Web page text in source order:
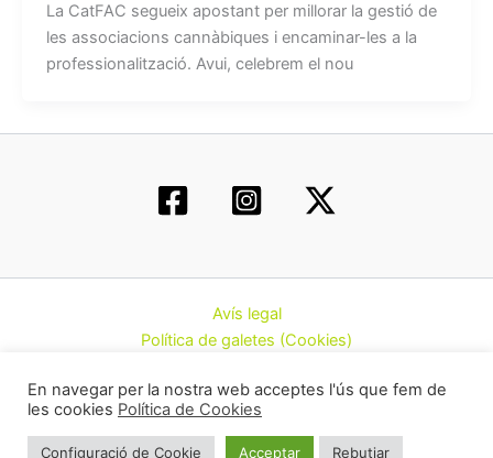
La CatFAC segueix apostant per millorar la gestió de
les associacions cannàbiques i encaminar-les a la
professionalització. Avui, celebrem el nou
Avís legal
Política de galetes (Cookies)
Contacte
En navegar per la nostra web acceptes l'ús que fem de
les cookies Política de Cookies
Configuració de Cookie Acceptar Rebutjar